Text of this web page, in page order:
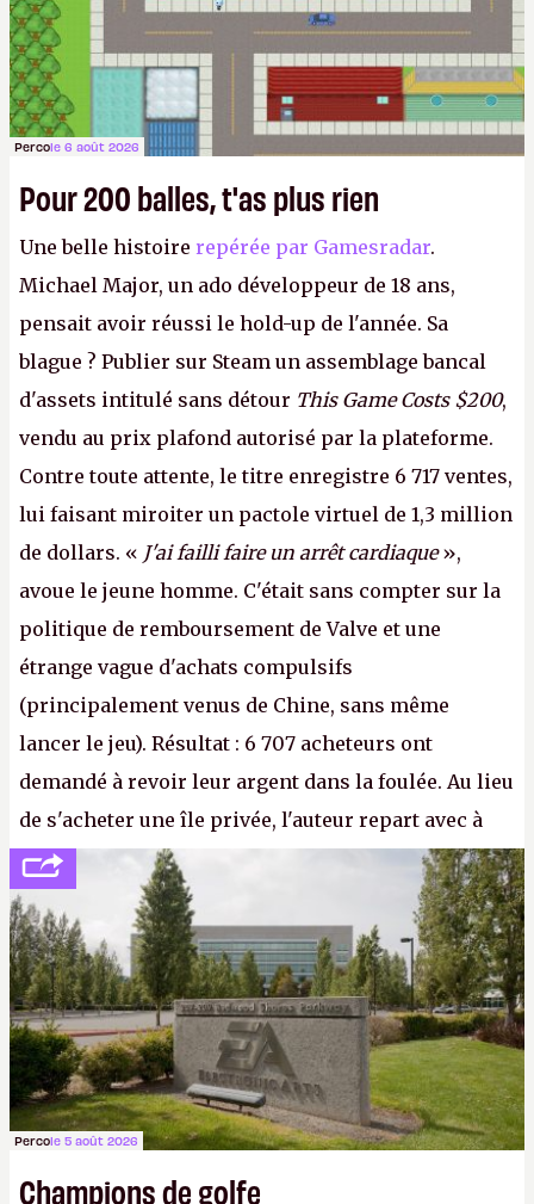
Percole 6 août 2026
Pour 200 balles, t'as plus rien
Une belle histoire repérée par Gamesradar.
Michael Major, un ado développeur de 18 ans,
pensait avoir réussi le hold-up de l'année. Sa
blague ? Publier sur Steam un assemblage bancal
d'assets intitulé sans détour This Game Costs $200,
vendu au prix plafond autorisé par la plateforme.
Contre toute attente, le titre enregistre 6 717 ventes,
lui faisant miroiter un pactole virtuel de 1,3 million
de dollars. « J'ai failli faire un arrêt cardiaque»,
avoue le jeune homme. C'était sans compter sur la
politique de remboursement de Valve et une
étrange vague d'achats compulsifs
(principalement venus de Chine, sans même
lancer le jeu). Résultat : 6 707 acheteurs ont
demandé à revoir leur argent dans la foulée. Au lieu
de s'acheter une île privée, l'auteur repart avec à
peine 2 000 dollars en poche. C'est toujours plus
cher payé que le temps passé à dev, mais ça
apprendra aux petits malins qu'on ne braque pas
Gabe Newell aussi facilement.P.
Percole 5 août 2026
Champions de golfe